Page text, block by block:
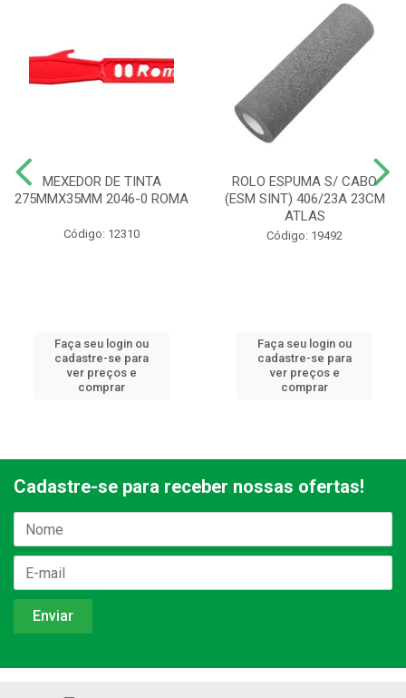
MEXEDOR DE TINTA
275MMX35MM 2046-0 ROMA
Código: 12310
Faça seu login ou
cadastre-se para
ver preços e
comprar
ROLO ESPUMA S/ CABO
(ESM SINT) 406/23A 23CM
ATLAS
Código: 19492
Faça seu login ou
cadastre-se para
ver preços e
comprar
Cadastre-se para receber nossas ofertas!